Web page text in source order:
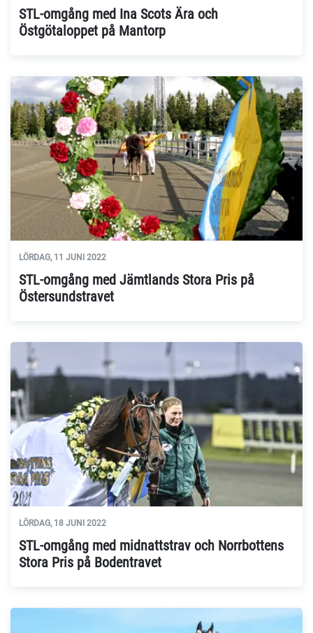
STL-omgång med Ina Scots Ära och
Östgötaloppet på Mantorp
LÖRDAG, 11 JUNI 2022
STL-omgång med Jämtlands Stora Pris på
Östersundstravet
LÖRDAG, 18 JUNI 2022
STL-omgång med midnattstrav och Norrbottens
Stora Pris på Bodentravet